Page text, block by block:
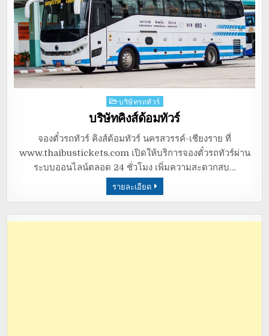
Posted
in
บริษัทรถทัวร์
บริษัทคิงส์ด้อมทัวร์
จองตั๋วรถทัวร์ คิงส์ด้อมทัวร์ นครสวรรค์-เชียงราย ที่
www.thaibustickets.com เปิดให้บริการจองตั๋วรถทัวร์ผ่าน
ระบบออนไลน์ตลอด 24 ชั่วโมง เพิ่มความสะดวกสบ…
รายละเอียด